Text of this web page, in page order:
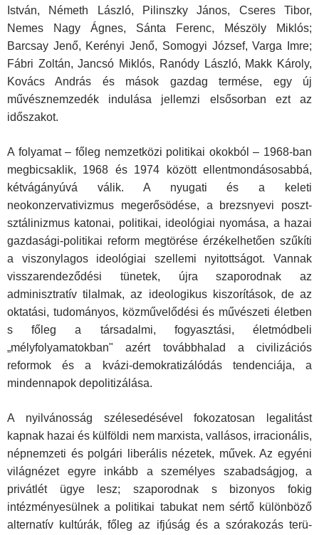
István, Né­meth László, Pilinszky János, Cseres Tibor,
Nemes Nagy Ágnes, Sánta Ferenc, Mészöly Miklós;
Barcsay Jenő, Kerényi Jenő, Somogyi József, Varga Imre;
Fábri Zoltán, Jancsó Miklós, Ranódy László, Makk Károly,
Kovács András és mások gazdag termése, egy új
művésznemzedék indulása jellemzi elsősorban ezt az
időszakot.
A folyamat – főleg nemzetközi politikai okokból – 1968-ban
megbicsaklik, 1968 és 1974 között ellentmondásosabbá,
kétvágá­nyúvá válik. A nyugati és a keleti
neokonzervativizmus megerősö­dése, a brezsnyevi poszt-
sztálinizmus katonai, politikai, ideológiai nyomása, a hazai
gazdasági-politikai reform megtörése érzékel­hetően szűkíti
a viszonylagos ideológiai szellemi nyitottságot. Van­nak
visszarendeződési tünetek, újra szaporodnak az
adminisztratív tilalmak, az ideologikus kiszorítások, de az
oktatási, tudományos, közművelődési és művészeti életben
s főleg a társadalmi, fogyasztá­si, életmódbeli
„mélyfolyamatokban" azért továbbhalad a civilizáci­ós
reformok és a kvázi-demokratizálódás tendenciája, a
mindennapok depolitizálása.
A nyilvánosság szélesedésével fokozatosan legalitást
kapnak ha­zai és külföldi nem marxista, vallásos, irracionális,
népnemzeti és polgári liberális nézetek, művek. Az egyéni
világnézet egyre in­kább a személyes szabadságjog, a
privátlét ügye lesz; szaporodnak s bizonyos fokig
intézményesülnek a politikai tabukat nem sértő különböző
alternatív kultúrák, főleg az ifjúság és a szórakozás terü­